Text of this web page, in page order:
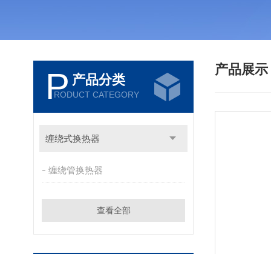
P 产品分类
RODUCT CATEGORY
缠绕式换热器
缠绕管换热器
查看全部
产品展示